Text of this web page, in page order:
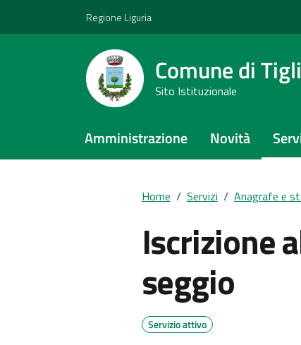
Regione Liguria
Comune di
Sito Istituzionale
Amministrazione Novità
Home / Servizi / Anagrafe e
Iscrizione
seggio
Servizio attivo